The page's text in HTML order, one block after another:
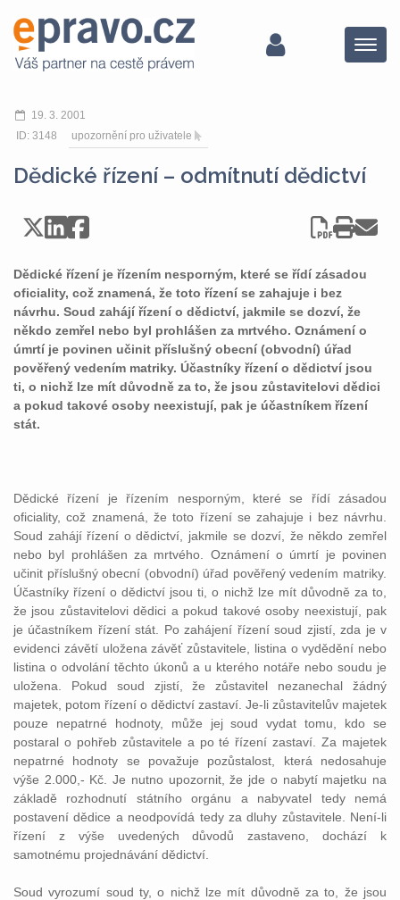
Menu
19. 3. 2001
ID: 3148
upozornění pro uživatele
Dědické řízení – odmítnutí dědictví
Dědické řízení je řízením nesporným, které se řídí zásadou
oficiality, což znamená, že toto řízení se zahajuje i bez
návrhu. Soud zahájí řízení o dědictví, jakmile se dozví, že
někdo zemřel nebo byl prohlášen za mrtvého. Oznámení o
úmrtí je povinen učinit příslušný obecní (obvodní) úřad
pověřený vedením matriky. Účastníky řízení o dědictví jsou
ti, o nichž lze mít důvodně za to, že jsou zůstavitelovi dědici
a pokud takové osoby neexistují, pak je účastníkem řízení
stát.
Dědické řízení je řízením nesporným, které se řídí zásadou
oficiality, což znamená, že toto řízení se zahajuje i bez návrhu.
Soud zahájí řízení o dědictví, jakmile se dozví, že někdo zemřel
nebo byl prohlášen za mrtvého. Oznámení o úmrtí je povinen
učinit příslušný obecní (obvodní) úřad pověřený vedením matriky.
Účastníky řízení o dědictví jsou ti, o nichž lze mít důvodně za to,
že jsou zůstavitelovi dědici a pokud takové osoby neexistují, pak
je účastníkem řízení stát. Po zahájení řízení soud zjistí, zda je v
evidenci závětí uložena závěť zůstavitele, listina o vydědění nebo
listina o odvolání těchto úkonů a u kterého notáře nebo soudu je
uložena. Pokud soud zjistí, že zůstavitel nezanechal žádný
majetek, potom řízení o dědictví zastaví. Je-li zůstavitelův majetek
pouze nepatrné hodnoty, může jej soud vydat tomu, kdo se
postaral o pohřeb zůstavitele a po té řízení zastaví. Za majetek
nepatrné hodnoty se považuje pozůstalost, která nedosahuje
výše 2.000,- Kč. Je nutno upozornit, že jde o nabytí majetku na
základě rozhodnutí státního orgánu a nabyvatel tedy nemá
postavení dědice a neodpovídá tedy za dluhy zůstavitele. Není-li
řízení z výše uvedených důvodů zastaveno, dochází k
samotnému projednávání dědictví.
Soud vyrozumí soud ty, o nichž lze mít důvodně za to, že jsou